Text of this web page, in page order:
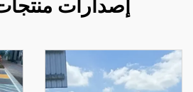
إصدارات